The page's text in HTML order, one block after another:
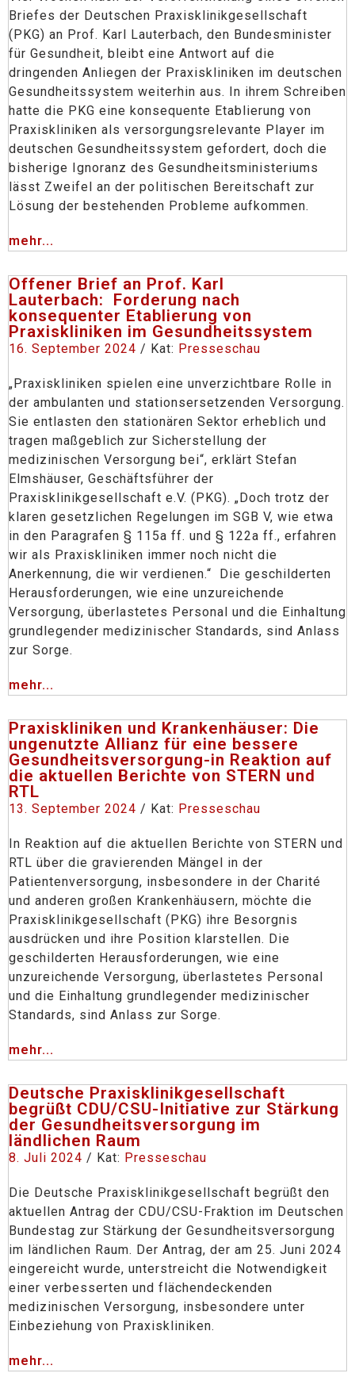
Briefes der Deutschen Praxisklinikgesellschaft
(PKG) an Prof. Karl Lauterbach, den Bundesminister
für Gesundheit, bleibt eine Antwort auf die
dringenden Anliegen der Praxiskliniken im deutschen
Gesundheitssystem weiterhin aus. In ihrem Schreiben
hatte die PKG eine konsequente Etablierung von
Praxiskliniken als versorgungsrelevante Player im
deutschen Gesundheitssystem gefordert, doch die
bisherige Ignoranz des Gesundheitsministeriums
lässt Zweifel an der politischen Bereitschaft zur
Lösung der bestehenden Probleme aufkommen.
mehr...
Offener Brief an Prof. Karl
Lauterbach: Forderung nach
konsequenter Etablierung von
Praxiskliniken im Gesundheitssystem
16. September 2024 / Kat: Presseschau
„Praxiskliniken spielen eine unverzichtbare Rolle in
der ambulanten und stationsersetzenden Versorgung.
Sie entlasten den stationären Sektor erheblich und
tragen maßgeblich zur Sicherstellung der
medizinischen Versorgung bei“, erklärt Stefan
Elmshäuser, Geschäftsführer der
Praxisklinikgesellschaft e.V. (PKG). „Doch trotz der
klaren gesetzlichen Regelungen im SGB V, wie etwa
in den Paragrafen § 115a ff. und § 122a ff., erfahren
wir als Praxiskliniken immer noch nicht die
Anerkennung, die wir verdienen.“ Die geschilderten
Herausforderungen, wie eine unzureichende
Versorgung, überlastetes Personal und die Einhaltung
grundlegender medizinischer Standards, sind Anlass
zur Sorge.
mehr...
Praxiskliniken und Krankenhäuser: Die
ungenutzte Allianz für eine bessere
Gesundheitsversorgung-in Reaktion auf
die aktuellen Berichte von STERN und
RTL
13. September 2024 / Kat: Presseschau
In Reaktion auf die aktuellen Berichte von STERN und
RTL über die gravierenden Mängel in der
Patientenversorgung, insbesondere in der Charité
und anderen großen Krankenhäusern, möchte die
Praxisklinikgesellschaft (PKG) ihre Besorgnis
ausdrücken und ihre Position klarstellen. Die
geschilderten Herausforderungen, wie eine
unzureichende Versorgung, überlastetes Personal
und die Einhaltung grundlegender medizinischer
Standards, sind Anlass zur Sorge.
mehr...
Deutsche Praxisklinikgesellschaft
begrüßt CDU/CSU-Initiative zur Stärkung
der Gesundheitsversorgung im
ländlichen Raum
8. Juli 2024 / Kat: Presseschau
Die Deutsche Praxisklinikgesellschaft begrüßt den
aktuellen Antrag der CDU/CSU-Fraktion im Deutschen
Bundestag zur Stärkung der Gesundheitsversorgung
im ländlichen Raum. Der Antrag, der am 25. Juni 2024
eingereicht wurde, unterstreicht die Notwendigkeit
einer verbesserten und flächendeckenden
medizinischen Versorgung, insbesondere unter
Einbeziehung von Praxiskliniken.
mehr...